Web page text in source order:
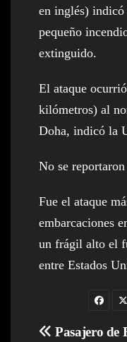
en inglés) indicó
pequeño
extinguido.
El ataque
kilómetros) al
Doha, indicó la
No se
Fue el ataque
embarcaciones
un frágil alto el
entre Estados
Pasajero de